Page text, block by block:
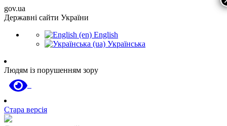
gov.ua
Державні сайти України
English
Українська
Людям із порушенням зору
Стара версія